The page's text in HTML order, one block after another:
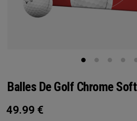
Balles De Golf Chrome Soft
49.99 €